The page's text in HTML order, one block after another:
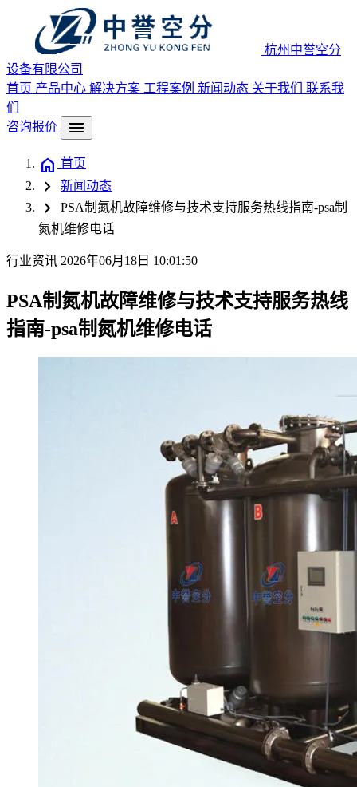
杭州中誉空分
设备有限公司
首页 产品中心 解决方案 工程案例 新闻动态 关于我们 联系我
们
咨询报价
menu
home 首页
chevron_right 新闻动态
chevron_right
PSA制氮机故障维修与技术支持服务热线指南-psa制
氮机维修电话
行业资讯 2026年06月18日 10:01:50
PSA制氮机故障维修与技术支持服务热线
指南-psa制氮机维修电话